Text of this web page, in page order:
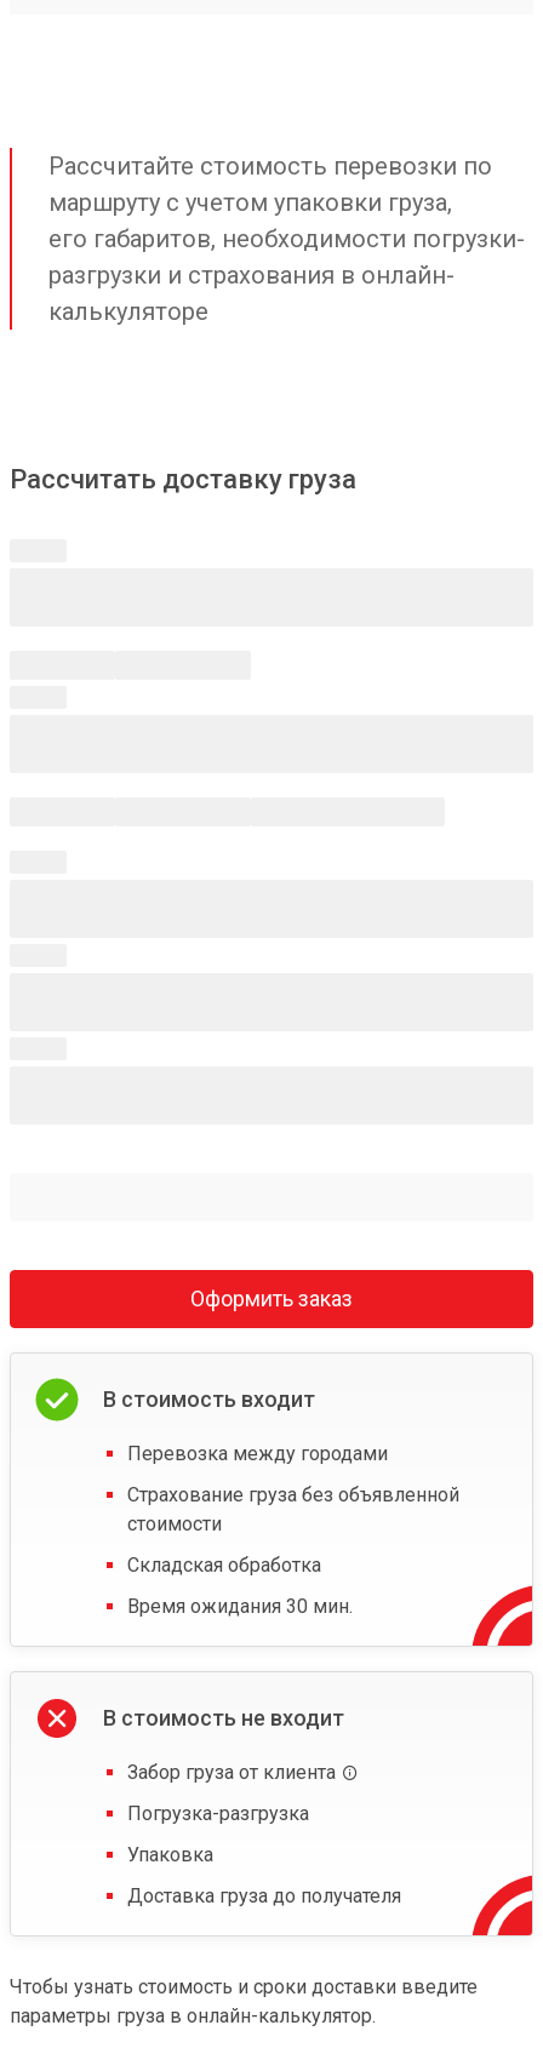
Рассчитайте стоимость перевозки по
маршруту с учетом упаковки груза,
его габаритов, необходимости погрузки-
разгрузки и страхования в онлайн-
калькуляторе
Рассчитать доставку груза
Оформить заказ
В стоимость входит
Перевозка между городами
Страхование груза без объявленной
стоимости
Складская обработка
Время ожидания 30 мин.
В стоимость не входит
Забор груза от клиента
Погрузка-разгрузка
Упаковка
Доставка груза до получателя
Чтобы узнать стоимость и сроки доставки введите
параметры груза в онлайн-калькулятор.